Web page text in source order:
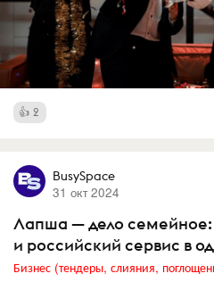
2
BusySpace
31 окт 2024
Лапша — дело семейное:
и российский сервис в